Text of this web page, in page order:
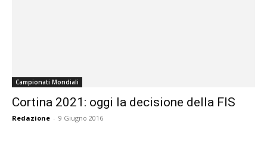
Campionati Mondiali
Cortina 2021: oggi la decisione della FIS
Redazione - 9 Giugno 2016